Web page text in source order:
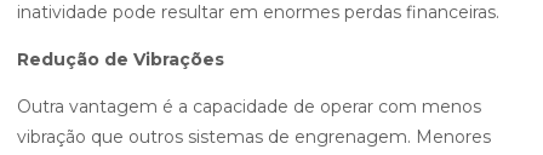
inatividade pode resultar em enormes perdas financeiras.
Redução de Vibrações
Outra vantagem é a capacidade de operar com menos
vibração que outros sistemas de engrenagem. Menores